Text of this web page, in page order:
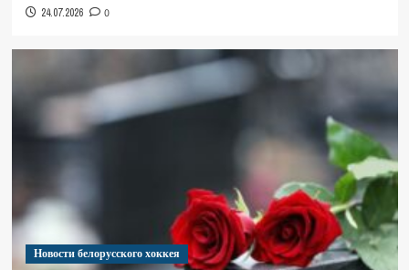
24.07.2026 0
Новости белорусского хоккея